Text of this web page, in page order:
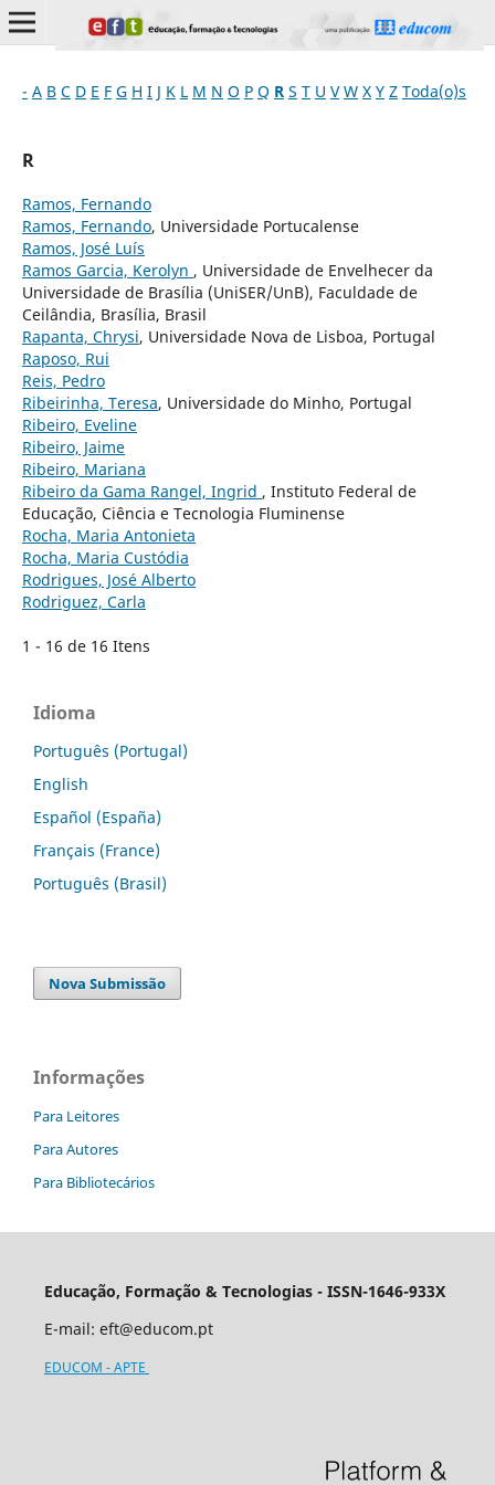
- A B C D E F G H I J K L M N O P Q R S T U V W X Y Z Toda(o)s
R
Ramos, Fernando
Ramos, Fernando, Universidade Portucalense
Ramos, José Luís
Ramos Garcia, Kerolyn , Universidade de Envelhecer da
Universidade de Brasília (UniSER/UnB), Faculdade de
Ceilândia, Brasília, Brasil
Rapanta, Chrysi, Universidade Nova de Lisboa, Portugal
Raposo, Rui
Reis, Pedro
Ribeirinha, Teresa, Universidade do Minho, Portugal
Ribeiro, Eveline
Ribeiro, Jaime
Ribeiro, Mariana
Ribeiro da Gama Rangel, Ingrid , Instituto Federal de
Educação, Ciência e Tecnologia Fluminense
Rocha, Maria Antonieta
Rocha, Maria Custódia
Rodrigues, José Alberto
Rodriguez, Carla
1 - 16 de 16 Itens
Idioma
Português (Portugal)
English
Español (España)
Français (France)
Português (Brasil)
Nova Submissão
Informações
Para Leitores
Para Autores
Para Bibliotecários
Educação, Formação & Tecnologias - ISSN-1646-933X
E-mail: eft@educom.pt
EDUCOM - APTE